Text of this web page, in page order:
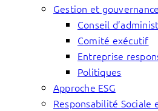
Gestion et gouvernance
Conseil
Comité exécutif
Entreprise
Politiques
Approche ESG
Responsabilité